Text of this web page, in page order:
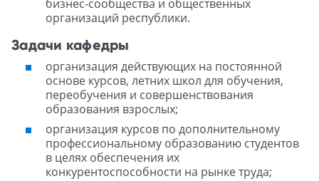
бизнес-сообщества и общественных
организаций республики.
Задачи кафедры
организация действующих на постоянной
основе курсов, летних школ для обучения,
переобучения и совершенствования
образования взрослых;
организация курсов по дополнительному
профессиональному образованию студентов
в целях обеспечения их
конкурентоспособности на рынке труда;